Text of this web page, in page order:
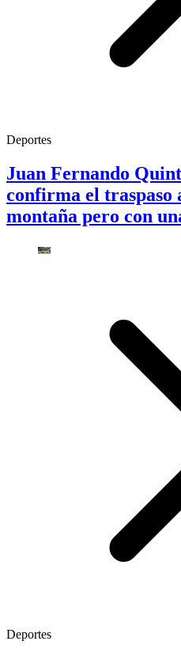
Deportes
Juan Fernando
confirma el traspaso
montaña pero con
Deportes